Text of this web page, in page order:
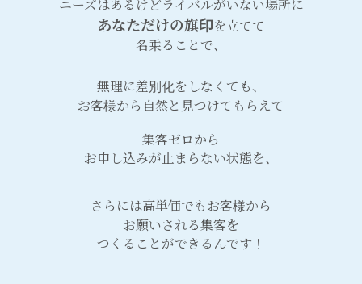
ニーズはあるけどライバルがいない場所に
あなただけの旗印を立てて
名乗ることで、
無理に差別化をしなくても、
お客様から自然と見つけてもらえて
集客ゼロから
お申し込みが止まらない状態を、
さらには高単価でもお客様から
お願いされる集客を
つくることができるんです！